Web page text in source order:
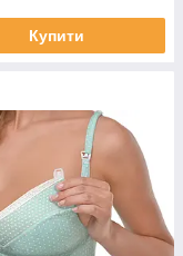
Купити